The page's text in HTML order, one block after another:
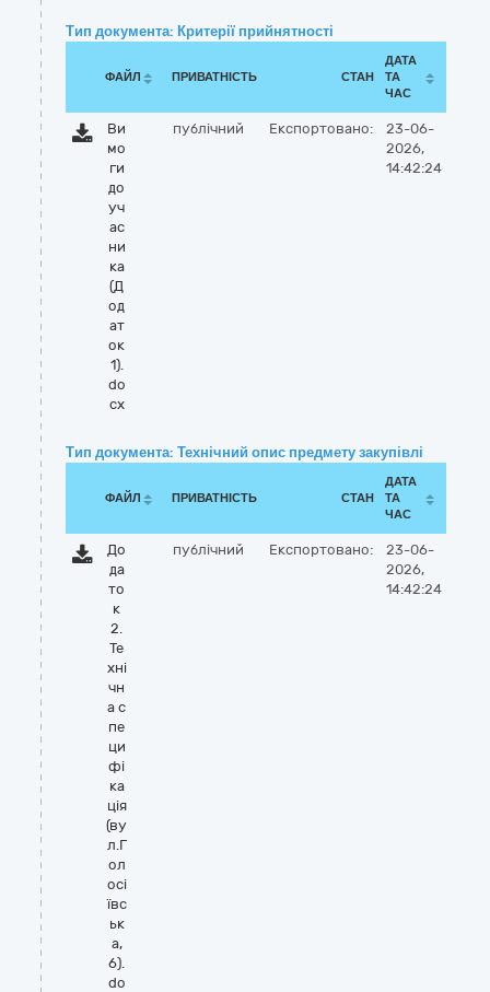
Тип документа: Критерії прийнятності
ФАЙЛ ПРИВАТНІСТЬ СТАН
ДАТА
ТА
ЧАС
Ви
мо
ги
до
уч
ас
ни
ка
(Д
од
ат
ок
1).
do
cx
публічний Експортовано:
23-06-
2026,
14:42:24
Тип документа: Технічний опис предмету закупівлі
ФАЙЛ ПРИВАТНІСТЬ СТАН
ДАТА
ТА
ЧАС
До
да
то
к
2.
Те
хні
чн
а с
пе
ци
фі
ка
ція
(ву
л.Г
ол
осі
ївс
ьк
а,
6).
do
публічний Експортовано:
23-06-
2026,
14:42:24